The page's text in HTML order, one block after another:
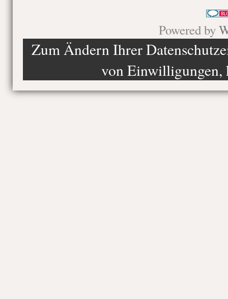
Powered by
Zum Ändern Ihrer
von